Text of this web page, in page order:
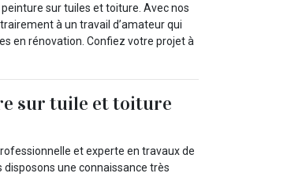
sur tuiles et toiture. Avec nos
à un travail d’amateur qui
en rénovation. Confiez votre projet à
sur tuile et toiture
et experte en travaux de
une connaissance très